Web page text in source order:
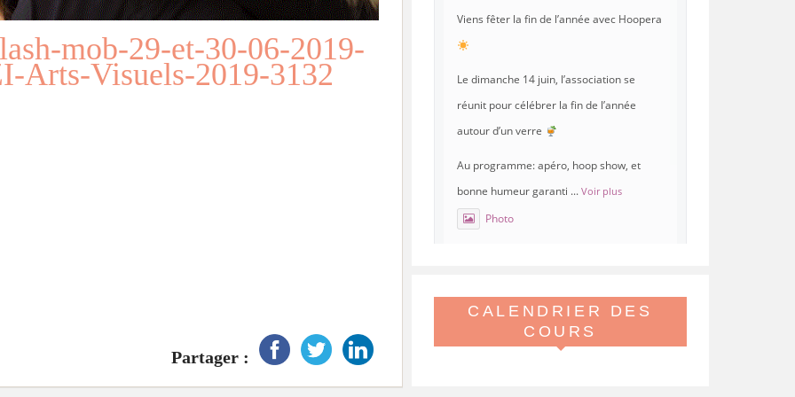
mob-29-et-30-06-2019-
Visuels-2019-3132
Partager :
Viens fêter la fin de l’année avec Hoopera
Le dimanche 14 juin, l’association se
réunit pour célébrer la fin de l’année
autour d’un verre
Au programme: apéro, hoop show, et
bonne humeur garanti ... Voir plus
Photo
Hoopera Paris est à Gymnase
Paul Meurice.
21 mai 26, 8:00
CALENDRIER DES
COURS